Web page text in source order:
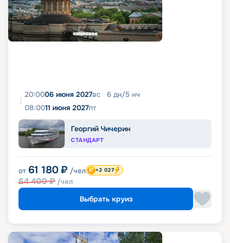
20:0006 июня 2027вс 6 дн/5 нч
08:0011 июня 2027пт
Георгий Чичерин
СТАНДАРТ
от 61 180 ₽ /чел
64 400₽ /чел
+2 027
Выбрать круиз